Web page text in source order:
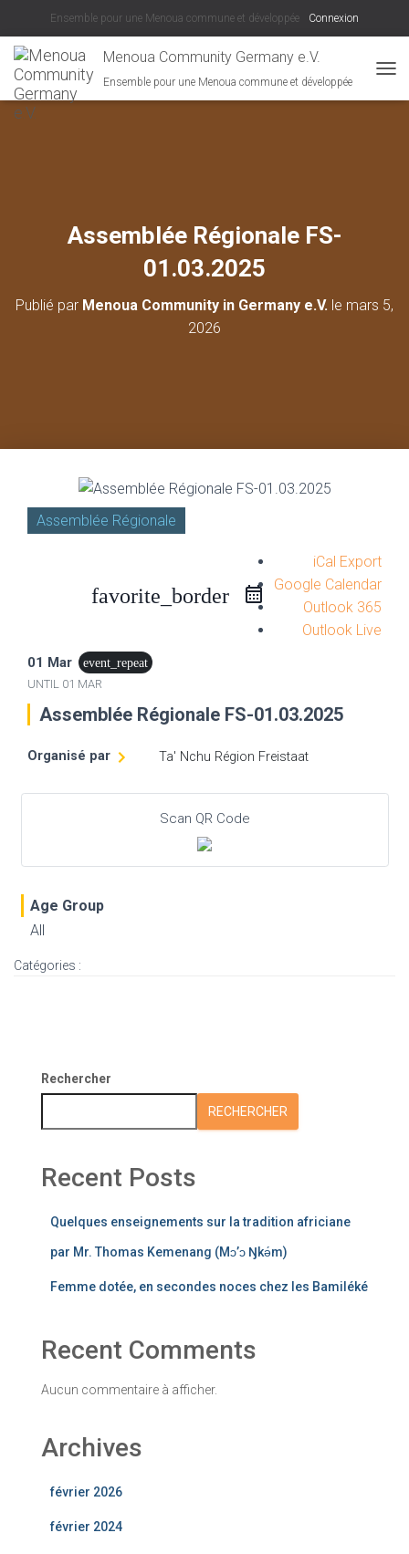
Ensemble pour une Menoua commune et développée Connexion
Menoua Community Germany e.V.
Ensemble pour une Menoua commune et développée
É
G
Assemblée Régionale FS-
01.03.2025
Publié par Menoua Community in Germany e.V. le mars 5,
2026
Assemblée Régionale
favorite_border
iCal Export
Google Calendar
Outlook 365
Outlook Live
01 Mar event_repeat
UNTIL 01 MAR
Assemblée Régionale FS-01.03.2025
Organisé par Ta' Nchu Région Freistaat
Scan QR Code
Age Group
All
Catégories :
Rechercher
RECHERCHER
Recent Posts
Quelques enseignements sur la tradition africiane
par Mr. Thomas Kemenang (Mɔ’ɔ Ŋkǝ́m)
Femme dotée, en secondes noces chez les Bamiléké
Recent Comments
Aucun commentaire à afficher.
Archives
février 2026
février 2024